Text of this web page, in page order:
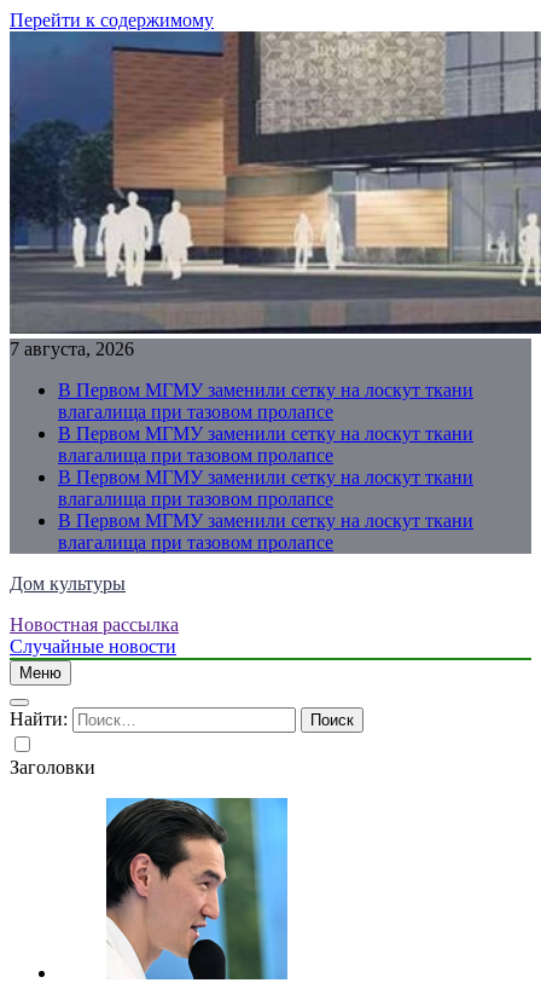
Перейти к содержимому
7 августа, 2026
В Первом МГМУ заменили сетку на лоскут ткани
влагалища при тазовом пролапсе
В Первом МГМУ заменили сетку на лоскут ткани
влагалища при тазовом пролапсе
В Первом МГМУ заменили сетку на лоскут ткани
влагалища при тазовом пролапсе
В Первом МГМУ заменили сетку на лоскут ткани
влагалища при тазовом пролапсе
Дом культуры
Just another WordPress site
Новостная рассылка
Случайные новости
Меню
Найти:
Заголовки